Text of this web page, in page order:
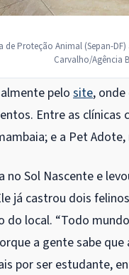
Proteção Animal (Sepan-
Carvalho/Agência
pelo site,
Entre as clínicas
e a Pet
no Sol Nascente e
já castrou dois
local. “Todo
a gente sabe
por ser estudante,